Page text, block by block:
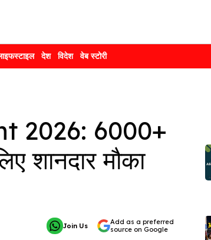
देश विदेश वेब स्टोरी
2026: 6000+
शानदार मौका
Join Us
Add as a preferred
source on Google